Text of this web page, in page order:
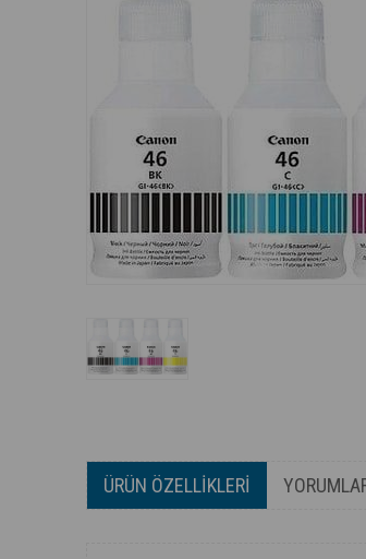
ÜRÜN ÖZELLIKLERI